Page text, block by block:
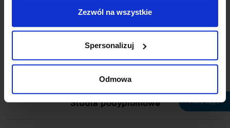
Zezwól na wszystkie
Spersonalizuj
Odmowa
Plany zajęć
Studia licencjackie
Studia skrócone
Studia podyplomowe